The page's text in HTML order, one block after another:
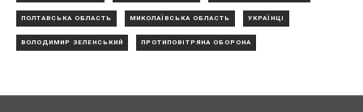
ПОЛТАВСЬКА ОБЛАСТЬ МИКОЛАЇВСЬКА ОБЛАСТЬ УКРАЇНЦІ
ВОЛОДИМИР ЗЕЛЕНСЬКИЙ ПРОТИПОВІТРЯНА ОБОРОНА